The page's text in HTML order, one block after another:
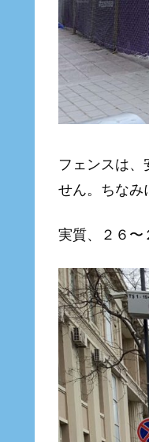
フェンスは、
せん。ちなみ
実質、２６〜